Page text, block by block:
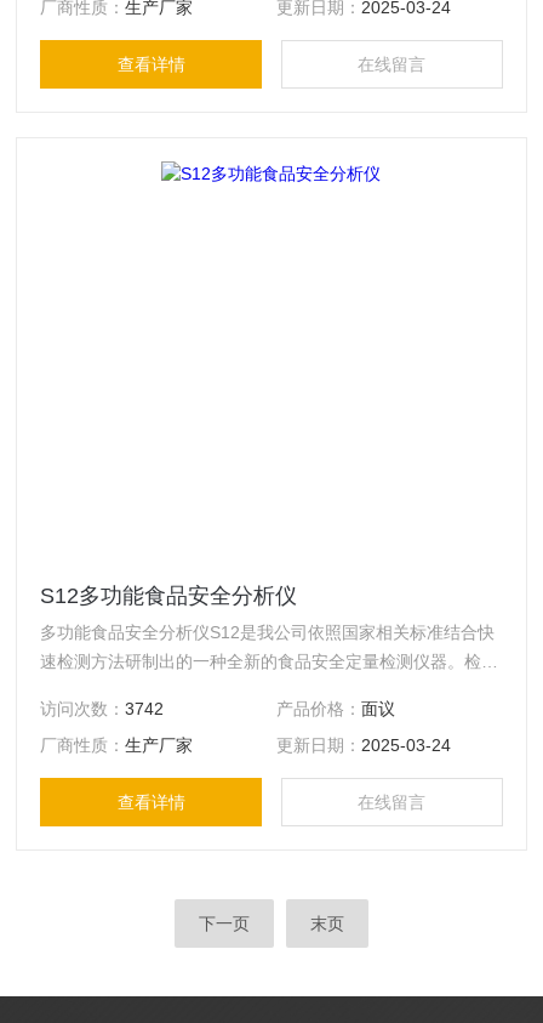
厂商性质：生产厂家 更新日期： 2025-03-24
查看详情 在线留言
S12多功能食品安全分析仪
多功能食品安全分析仪S12是我公司依照国家相关标准结合快
速检测方法研制出的一种全新的食品安全定量检测仪器。检测
硝酸盐、硫氰酸钠、甲醇、硼砂、乳制品蛋白质、碘盐含碘、
溴酸钾、过氧化值、尿素、山梨酸钾、吊白块、重金属铅（果
蔬）、双氧水、糖精钠、酸价、过氧化值、过氧化苯甲酰、色
素、罗丹明B、余氯等项目。可适应于食品生产、流通、检测
访问次数：3742 产品价格： 面议
厂商性质：生产厂家 更新日期： 2025-03-24
查看详情 在线留言
下一页 末页